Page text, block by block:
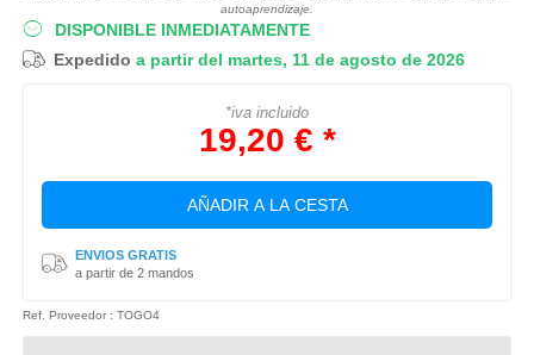
autoaprendizaje.
DISPONIBLE INMEDIATAMENTE
Expedido a partir del martes, 11 de agosto de 2026
*iva incluido
19,20 € *
AÑADIR A LA CESTA
ENVIOS GRATIS
a partir de 2 mandos
Ref. Proveedor : TOGO4